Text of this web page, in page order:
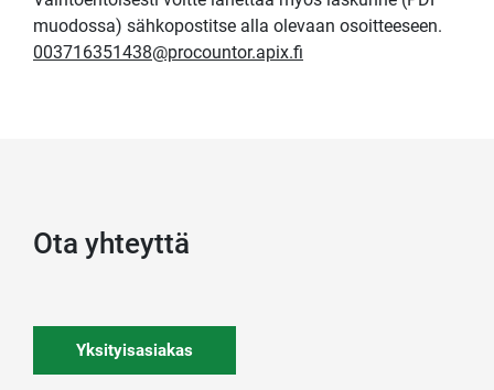
muodossa) sähkopostitse alla olevaan osoitteeseen.
003716351438@procountor.apix.fi
Ota yhteyttä
Yksityisasiakas